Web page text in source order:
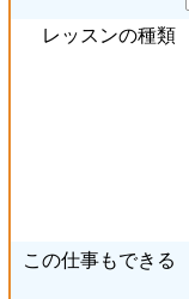
レッスンの種類
この仕事もできる